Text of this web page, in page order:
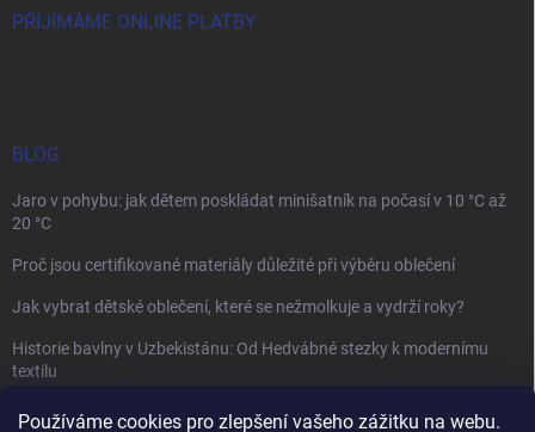
Používáme cookies pro zlepšení vašeho zážitku na webu.
PŘIJÍMÁME ONLINE PLATBY
BLOG
Jaro v pohybu: jak dětem poskládat minišatník na počasí v 10 °C až
20 °C
Proč jsou certifikované materiály důležité při výběru oblečení
Jak vybrat dětské oblečení, které se nežmolkuje a vydrží roky?
Historie bavlny v Uzbekistánu: Od Hedvábné stezky k modernímu
textilu